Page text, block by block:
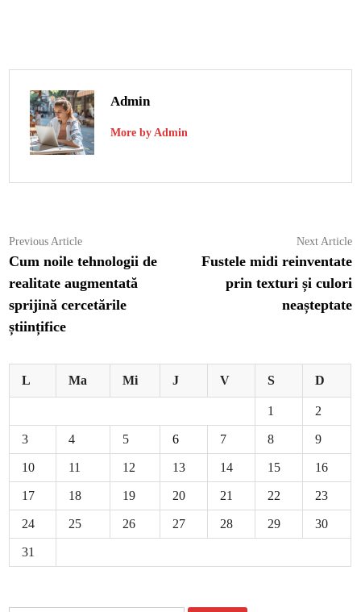
Admin
More by Admin
Navigare
în
articole
Previous ArticlePrevious
article:
Cum noile tehnologii de
realitate augmentată
sprijină cercetările
științifice
Next Article
Fustele midi reinventate
prin texturi și culori
neașteptate
L Ma Mi J V S D
1 2
3 4 5 6 7 8 9
10 11 12 13 14 15 16
17 18 19 20 21 22 23
24 25 26 27 28 29 30
31